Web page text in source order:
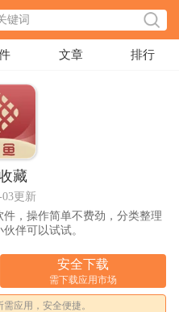
文章 排行
藏
03更新
，操作简单不费劲，分类整理
伴可以试试。
安全下载
需下载应用市场
应用，安全便捷。